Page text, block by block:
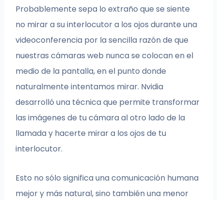
Probablemente sepa lo extraño que se siente
no mirar a su interlocutor a los ojos durante una
videoconferencia por la sencilla razón de que
nuestras cámaras web nunca se colocan en el
medio de la pantalla, en el punto donde
naturalmente intentamos mirar. Nvidia
desarrolló una técnica que permite transformar
las imágenes de tu cámara al otro lado de la
llamada y hacerte mirar a los ojos de tu
interlocutor.
Esto no sólo significa una comunicación humana
mejor y más natural, sino también una menor